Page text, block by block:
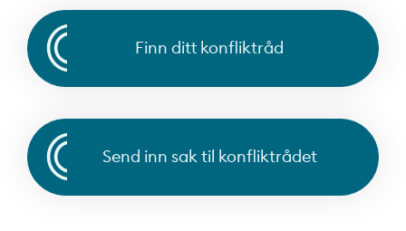
Finn ditt konfliktråd
Send inn sak til konfliktrådet